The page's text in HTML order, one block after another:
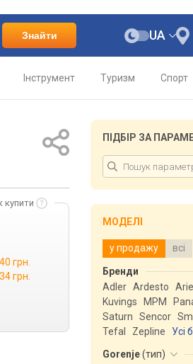
Знайти UA
Інструмент Туризм Спорт
купити
грн.
грн.
ПІДБІР ЗА
МОДЕЛІ
у продажу всі
Бренди
Adler Ardesto
Kuvings
MPM
Saturn
Sencor
Tefal
Zepline
Усі
Gorenje(тип)